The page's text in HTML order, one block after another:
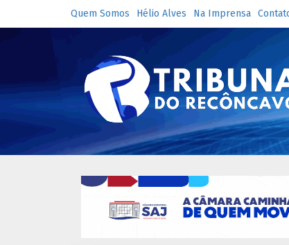
Quem Somos Hélio Alves Na Imprensa